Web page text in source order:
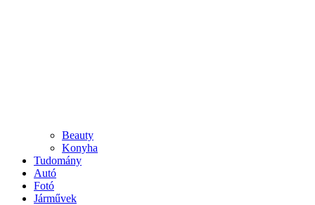
Beauty
Konyha
Tudomány
Autó
Fotó
Járművek